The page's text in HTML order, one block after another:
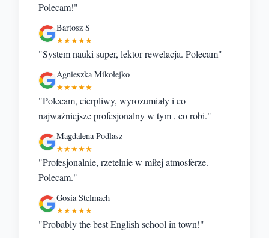
Polecam!"
Bartosz S
★★★★★
"System nauki super, lektor rewelacja. Polecam"
Agnieszka Mikołejko
★★★★★
"Polecam, cierpliwy, wyrozumiały i co
najważniejsze profesjonalny w tym , co robi."
Magdalena Podlasz
★★★★★
"Profesjonalnie, rzetelnie w miłej atmosferze.
Polecam."
Gosia Stelmach
★★★★★
"Probably the best English school in town!"